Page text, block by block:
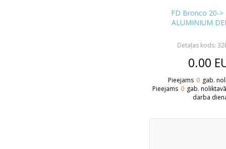
FD Bronco 20->
ALUMINIUM
Detaļas kods:
0.00
Pieejams 0 gab.
Pieejams 0 gab.
darba